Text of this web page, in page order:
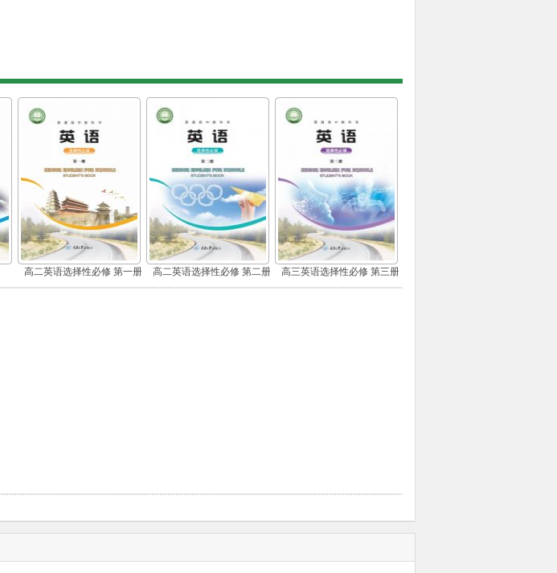
高二英语选择性必修 第一册 高二英语选择性必修 第二册 高三英语选择性必修 第三册